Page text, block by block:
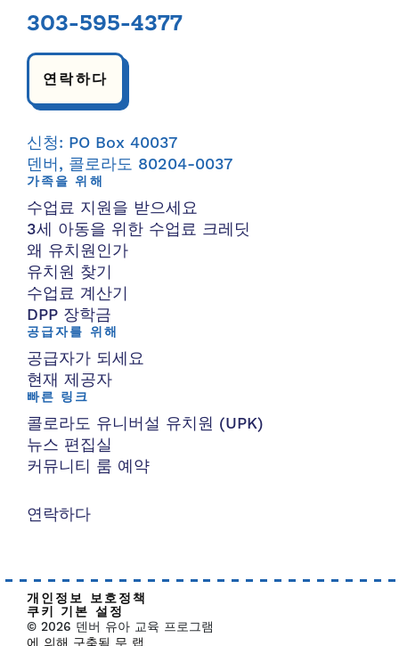
303-595-4377
연락하다
신청: PO Box 40037
덴버, 콜로라도 80204-0037
가족을 위해
수업료 지원을 받으세요
3세 아동을 위한 수업료 크레딧
왜 유치원인가
유치원 찾기
수업료 계산기
DPP 장학금
공급자를 위해
공급자가 되세요
현재 제공자
빠른 링크
콜로라도 유니버설 유치원 (UPK)
뉴스 편집실
커뮤니티 룸 예약
연락하다
개인정보 보호정책
쿠키 기본 설정
© 2026 덴버 유아 교육 프로그램